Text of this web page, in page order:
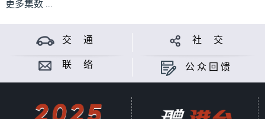
更多集数 ...
交 通 社 交
联 络 公众回馈